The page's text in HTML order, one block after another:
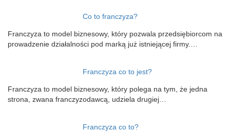
Co to franczyza?
Franczyza to model biznesowy, który pozwala przedsiębiorcom na
prowadzenie działalności pod marką już istniejącej firmy.…
Franczyza co to jest?
Franczyza to model biznesowy, który polega na tym, że jedna
strona, zwana franczyzodawcą, udziela drugiej…
Franczyza co to?